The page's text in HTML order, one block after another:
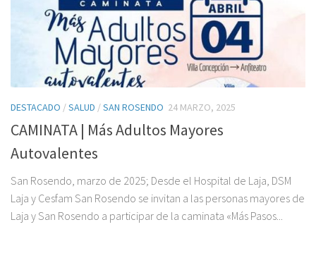
DESTACADO /SALUD /SAN ROSENDO 24 MARZO, 2025
CAMINATA | Más Adultos Mayores
Autovalentes
San Rosendo, marzo de 2025; Desde el Hospital de Laja, DSM
Laja y Cesfam San Rosendo se invitan a las personas mayores de
Laja y San Rosendo a participar de la caminata «Más Pasos...